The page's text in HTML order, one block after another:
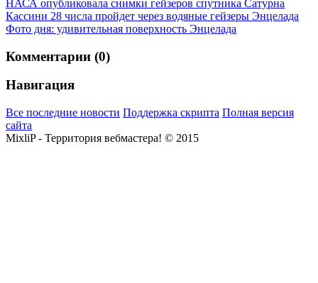
НАСА опубликовала снимки гейзеров спутника Сатурна
Кассини 28 числа пройдет через водяные гейзеры Энцелада
Фото дня: удивительная поверхность Энцелада
Комментарии (0)
Навигация
Все последние новости Поддержка скрипта Полная версия
сайта
MixliP - Территория вебмастера! © 2015